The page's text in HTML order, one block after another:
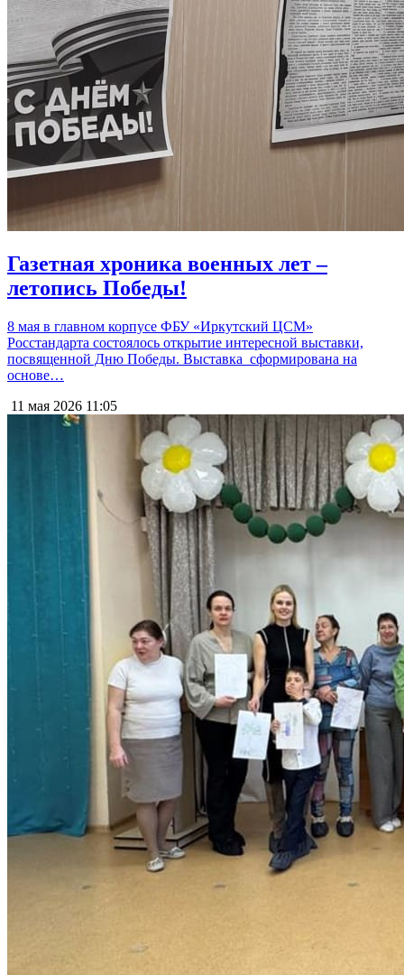
Газетная хроника военных лет –
летопись Победы!
8 мая в главном корпусе ФБУ «Иркутский ЦСМ»
Росстандарта состоялось открытие интересной выставки,
посвященной Дню Победы. Выставка сформирована на
основе…
11 мая 2026 11:05